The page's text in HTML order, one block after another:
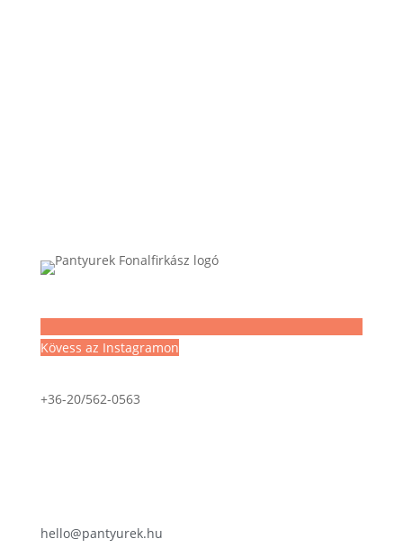
Kövess az Instagramon
+36-20/562-0563
hello@pantyurek.hu